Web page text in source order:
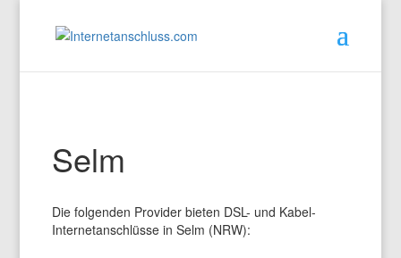
Selm
Die folgenden Provider bieten DSL- und Kabel-
Internetanschlüsse in Selm (NRW):